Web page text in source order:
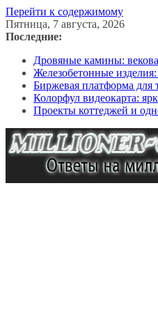
Перейти к содержимому
Пятница, 7 августа, 2026
Последние:
Дровяные камины:
Железобетонные
Биржевая платформа для
Колорфул видеокарта:
Проекты коттеджей и